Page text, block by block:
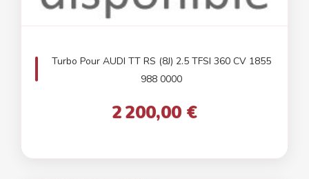
Turbo Pour AUDI TT RS (8J) 2.5 TFSI 360 CV 1855
988 0000
2 200,00 €